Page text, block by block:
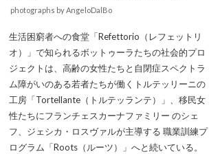
photographs by AngeloDalBo
生活困窮者への食堂「Refettorio（レフェットリ
オ）」で知られるボットゥーラたちの社会的プロ
ジェクトは、高齢の女性たちと自閉症スペクトラ
ム障がいのある若者たちが働くトルテッリーニの
工房「Tortellante（トルテッランテ）」、移民女
性たちにフランチェスカーナファミリー のシェ
フ、ジェシカ・ロスヴァルが主導する 職業訓練プ
ログラム「Roots（ルーツ）」へと続いている。